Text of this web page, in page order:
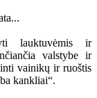
lauktuvėmis ir
valstybe ir
vainikų ir ruoštis
kankliai“.